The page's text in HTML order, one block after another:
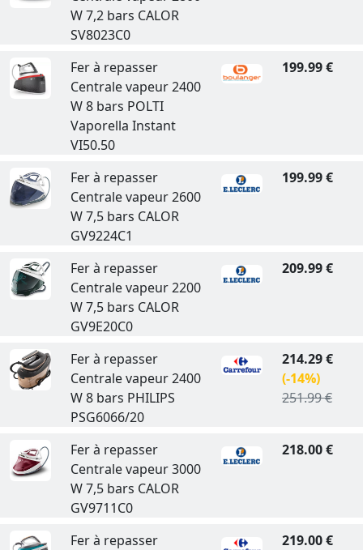
W 7,2 bars CALOR
SV8023C0
Fer à repasser
Centrale vapeur 2400
W 8 bars POLTI
Vaporella Instant
VI50.50
199.99 €
Fer à repasser
Centrale vapeur 2600
W 7,5 bars CALOR
GV9224C1
199.99 €
Fer à repasser
Centrale vapeur 2200
W 7,5 bars CALOR
GV9E20C0
209.99 €
Fer à repasser
Centrale vapeur 2400
W 8 bars PHILIPS
PSG6066/20
214.29 €
(-14%)
251.99 €
Fer à repasser
Centrale vapeur 3000
W 7,5 bars CALOR
GV9711C0
218.00 €
Fer à repasser
219.00 €